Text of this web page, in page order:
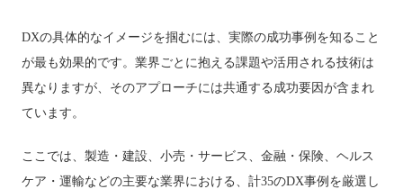
DXの具体的なイメージを掴むには、実際の成功事例を知ること
が最も効果的です。業界ごとに抱える課題や活用される技術は
異なりますが、そのアプローチには共通する成功要因が含まれ
ています。
ここでは、製造・建設、小売・サービス、金融・保険、ヘルス
ケア・運輸などの主要な業界における、計35のDX事例を厳選し